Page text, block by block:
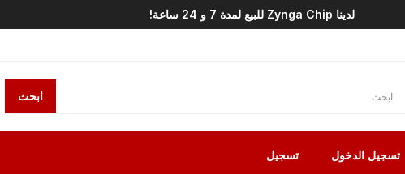
لدينا Zynga Chip للبيع لمدة 7 و 24 ساعة!
ابحث
تسجيل الدخول تسجيل